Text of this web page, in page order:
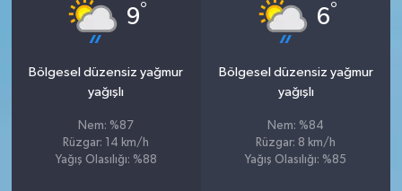
9°
Bölgesel düzensiz yağmur
yağışlı
Nem: %87
Rüzgar: 14 km/h
Yağış Olasılığı: %88
6°
Bölgesel düzensiz yağmur
yağışlı
Nem: %84
Rüzgar: 8 km/h
Yağış Olasılığı: %85